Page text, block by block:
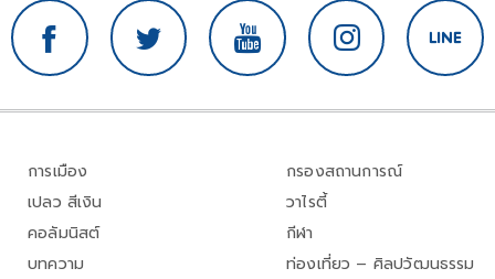
การเมือง
เปลว สีเงิน
คอลัมนิสต์
บทความ
กรองสถานการณ์
วาไรตี้
กีฬา
ท่องเที่ยว – ศิลปวัฒนธรรม